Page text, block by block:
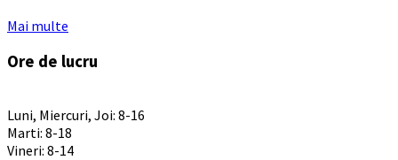
Mai multe
Ore de lucru
Luni, Miercuri, Joi: 8-16
Marti: 8-18
Vineri: 8-14